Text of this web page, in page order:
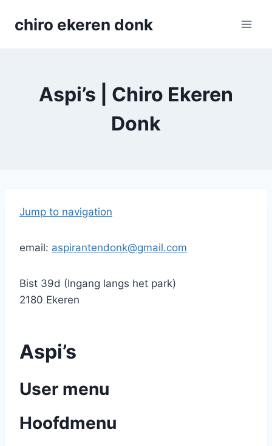
chiro ekeren donk
Aspi’s | Chiro Ekeren
Donk
Jump to navigation
email: aspirantendonk@gmail.com
Bist 39d (Ingang langs het park)
2180 Ekeren
Aspi’s
User menu
Hoofdmenu